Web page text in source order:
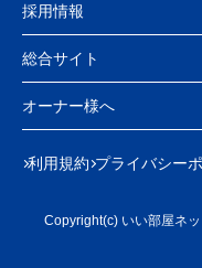
採用情報
総合サイト
オーナー様へ
利用規約 プライバシー
Copyright(c) いい部屋ネ